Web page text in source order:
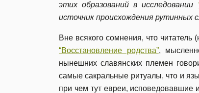
этих образований в исследовании
источник происхождения рутинных
Вне всякого сомнения, что читатель
“Восстановление родства”,
нынешних славянских племен
самые сакральные ритуалы, что и
при чем тут евреи, исповедовавшие